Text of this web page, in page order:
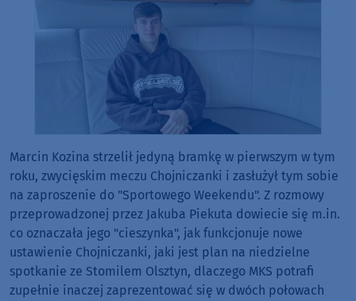
Marcin Kozina strzelił jedyną bramkę w pierwszym w tym
roku, zwycięskim meczu Chojniczanki i zasłużył tym sobie
na zaproszenie do "Sportowego Weekendu". Z rozmowy
przeprowadzonej przez Jakuba Piekuta dowiecie się m.in.
co oznaczała jego "cieszynka", jak funkcjonuje nowe
ustawienie Chojniczanki, jaki jest plan na niedzielne
spotkanie ze Stomilem Olsztyn, dlaczego MKS potrafi
zupełnie inaczej zaprezentować się w dwóch połowach